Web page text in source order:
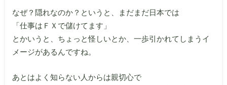
なぜ？隠れなのか？というと、まだまだ日本では
「仕事はＦＸで儲けてます」
とかいうと、ちょっと怪しいとか、一歩引かれてしまうイ
メージがあるんですね。
あとはよく知らない人からは親切心で